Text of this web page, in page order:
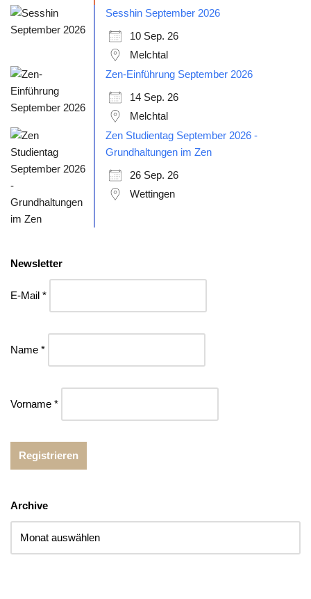
Sesshin September 2026
10 Sep. 26
Melchtal
Zen-Einführung September 2026
14 Sep. 26
Melchtal
Zen Studientag September 2026 -
Grundhaltungen im Zen
26 Sep. 26
Wettingen
Newsletter
E-Mail *
Name *
Vorname *
Archive